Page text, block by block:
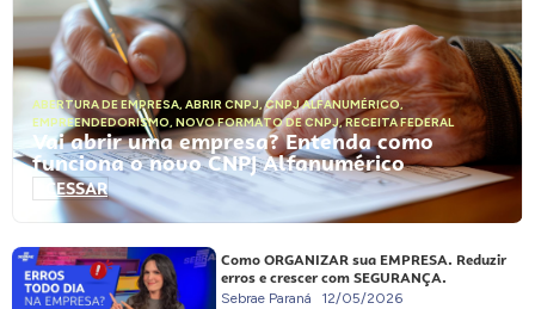
ABERTURA DE EMPRESA, ABRIR CNPJ,CNPJ ALFANUMÉRICO,
EMPREENDEDORISMO, NOVO FORMATO DE CNPJ,RECEITA FEDERAL
Vai abrir uma empresa? Entenda como
funciona o novo CNPJ Alfanumérico
ACESSAR
Como ORGANIZAR sua EMPRESA. Reduzir
erros e crescer com SEGURANÇA.
Sebrae Paraná 12/05/2026